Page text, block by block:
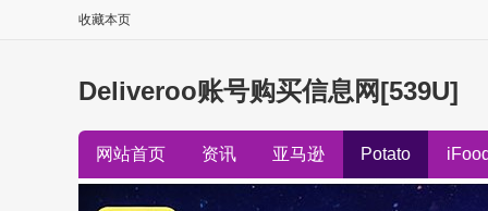
收藏本页
Deliveroo账号购买信息网[539U]
网站首页 资讯 亚马逊 Potato